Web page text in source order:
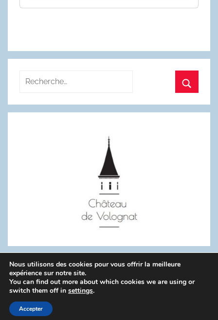
Recherche
:
WordPress Theme: Donovan by ThemeZee.
Politique de confidentialité
Nous utilisons des cookies pour vous offrir la meilleure
expérience sur notre site.
You can find out more about which cookies we are using or
switch them off in settings.
Accepter